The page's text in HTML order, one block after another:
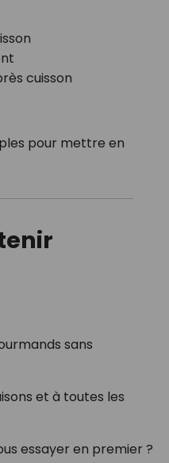
cuisson
pour mettre en
sans
et à toutes les
essayer en premier ?